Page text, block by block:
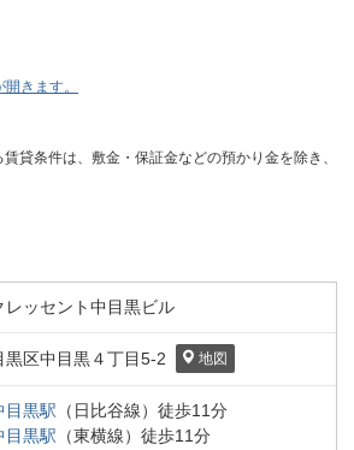
きます。
貸条件は、敷金・保証金などの預かり金を除き、
レッセント中目黒ビル
黒区中目黒４丁目5-2 地図
目黒駅 （ 日比谷線） 徒歩11分
目黒駅 （東横線） 徒歩11分